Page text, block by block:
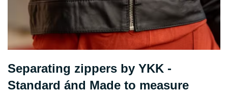
Separating zippers by YKK -
Standard ánd Made to measure